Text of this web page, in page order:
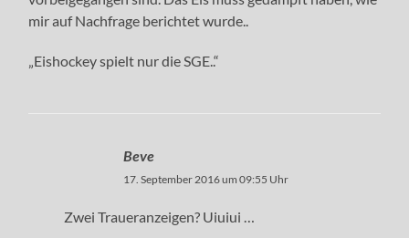
mir auf Nachfrage berichtet wurde..
„Eishockey spielt nur die SGE..“
Beve
17. September 2016 um 09:55 Uhr
Zwei Traueranzeigen? Uiuiui …